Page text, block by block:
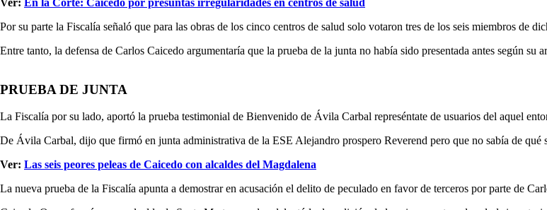
Por su parte la Fiscalía señaló que para las obras de los cinco centros de salud solo votaron tres de los seis miembros de
Entre tanto, la defensa de Carlos Caicedo argumentaría que la prueba de la junta no había sido presentada antes según su
PRUEBA DE JUNTA
La Fiscalía por su lado, aportó la prueba testimonial de Bienvenido de Ávila Carbal represéntate de usuarios del aquel
De Ávila Carbal, dijo que firmó en junta administrativa de la ESE Alejandro prospero Reverend pero que no sabía de qué
Ver: Las seis peores peleas de Caicedo con alcaldes del Magdalena
La nueva prueba de la Fiscalía apunta a demostrar en acusación el delito de peculado en favor de terceros por parte de